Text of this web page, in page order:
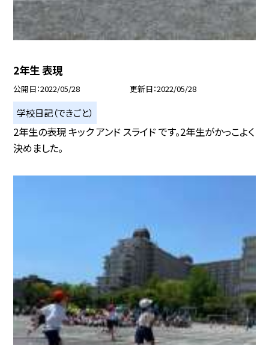
2年生 表現
公開日 2022/05/28 更新日 2022/05/28
学校日記（できごと）
2年生の表現 キック アンド スライド です。2年生がかっこよく
決めました。